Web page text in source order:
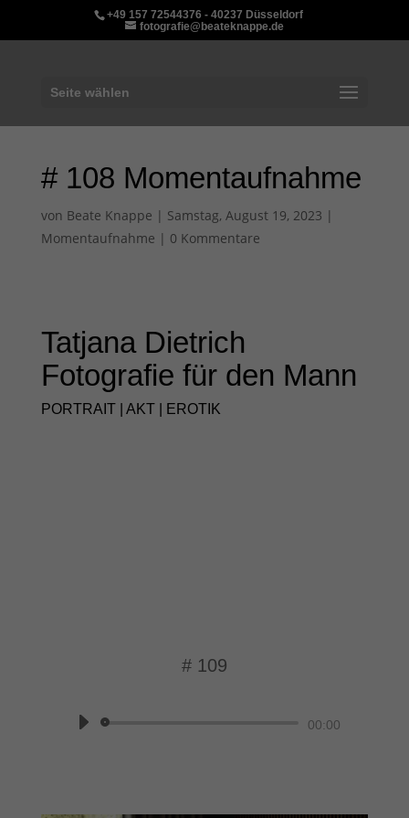
+49 157 72544376 - 40237 Düsseldorf
fotografie@beateknappe.de
Seite wählen
# 108 Momentaufnahme
von Beate Knappe | Samstag, August 19, 2023 |
Momentaufnahme | 0 Kommentare
Tatjana Dietrich
Fotografie für den Mann
PORTRAIT | AKT | EROTIK
# 109
00:00